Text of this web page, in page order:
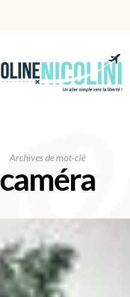
Archives de mot-clé
caméra